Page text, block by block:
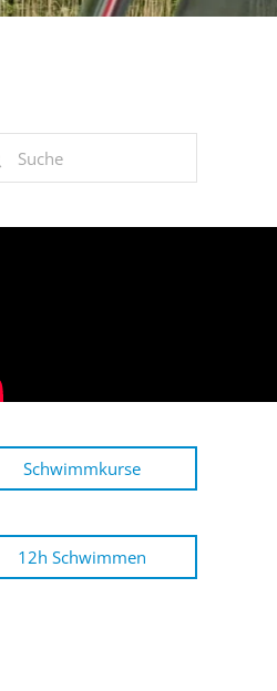
Schwimmkurse
12h Schwimmen